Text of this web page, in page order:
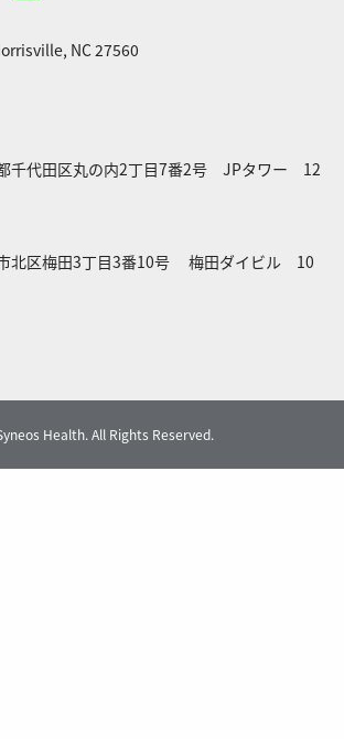
NC 27560
千代田区丸の内2丁目7番2号 JPタワー 12
北区梅田3丁目3番10号 梅田ダイビル 10
Health. All Rights Reserved.